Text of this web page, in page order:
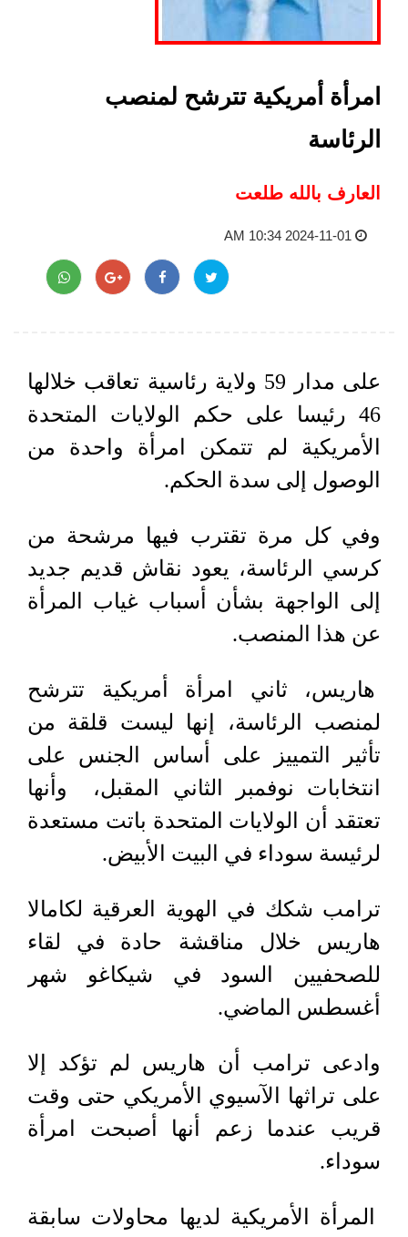
امرأة أمريكية تترشح لمنصب
الرئاسة
العارف بالله طلعت
2024-11-01 10:34 AM
على مدار 59 ولاية رئاسية تعاقب خلالها
46 رئيسا على حكم الولايات المتحدة
الأمريكية لم تتمكن امرأة واحدة من
الوصول إلى سدة الحكم.
وفي كل مرة تقترب فيها مرشحة من
كرسي الرئاسة، يعود نقاش قديم جديد
إلى الواجهة بشأن أسباب غياب المرأة
عن هذا المنصب.
هاريس، ثاني امرأة أمريكية تترشح
لمنصب الرئاسة، إنها ليست قلقة من
تأثير التمييز على أساس الجنس على
انتخابات نوفمبر الثاني المقبل، وأنها
تعتقد أن الولايات المتحدة باتت مستعدة
لرئيسة سوداء في البيت الأبيض.
ترامب شكك في الهوية العرقية لكامالا
هاريس خلال مناقشة حادة في لقاء
للصحفيين السود في شيكاغو شهر
أغسطس الماضي.
وادعى ترامب أن هاريس لم تؤكد إلا
على تراثها الآسيوي الأمريكي حتى وقت
قريب عندما زعم أنها أصبحت امرأة
سوداء.
المرأة الأمريكية لديها محاولات سابقة